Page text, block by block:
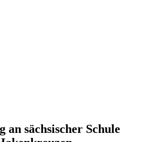
an sächsischer Schule